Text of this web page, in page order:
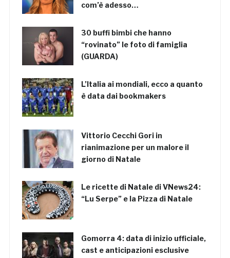
com’è adesso…
30 buffi bimbi che hanno
“rovinato” le foto di famiglia
(GUARDA)
L’Italia ai mondiali, ecco a quanto
è data dai bookmakers
Vittorio Cecchi Gori in
rianimazione per un malore il
giorno di Natale
Le ricette di Natale di VNews24:
“Lu Serpe” e la Pizza di Natale
Gomorra 4: data di inizio ufficiale,
cast e anticipazioni esclusive